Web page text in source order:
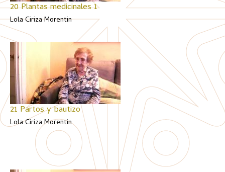
20 Plantas medicinales 1
Lola Ciriza Morentin
21 Partos y bautizo
Lola Ciriza Morentin